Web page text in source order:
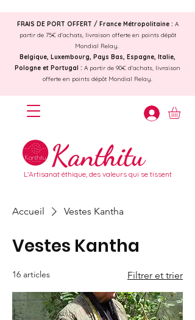
Kanthitu
L'Artisanat éthique, des valeurs qui se tissent
FRAIS DE PORT OFFERT / France Métropolitaine : A
partir de 75€ d'achats, livraison offerte en points dépôt
Mondial Relay.
Belgique, Luxembourg, Pays Bas, Espagne, Italie,
Pologne et Portugal : A partir de 90€ d'achats, livraison
offerte en points dépôt Mondial Relay.
Accueil Vestes Kantha
Vestes Kantha
16 articles Filtrer et trier